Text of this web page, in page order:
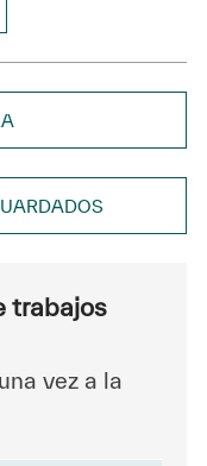
trabajos
vez a la